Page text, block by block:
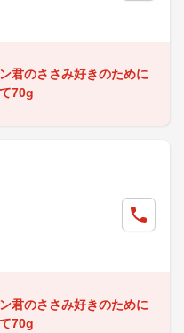
君のささみ好きのために
70g
君のささみ好きのために
70g